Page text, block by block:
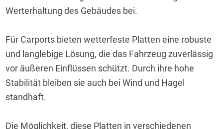
Werterhaltung des Gebäudes bei.
Für Carports bieten wetterfeste Platten eine robuste
und langlebige Lösung, die das Fahrzeug zuverlässig
vor äußeren Einflüssen schützt. Durch ihre hohe
Stabilität bleiben sie auch bei Wind und Hagel
standhaft.
Die Möglichkeit, diese Platten in verschiedenen